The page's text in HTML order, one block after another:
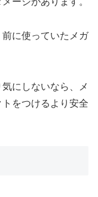
に使っていたメガ
にしないなら、メ
をつけるより安全